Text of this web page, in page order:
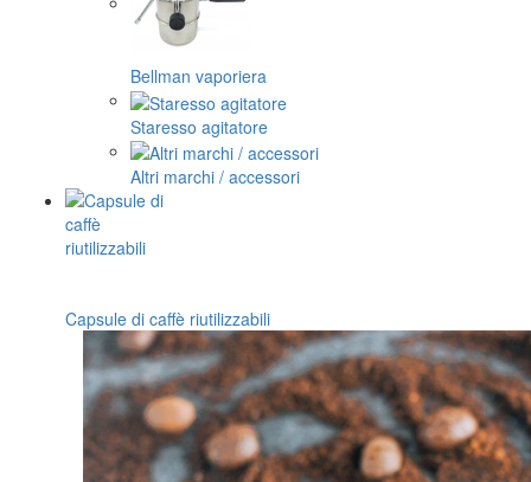
Bellman vaporiera
Staresso agitatore
Altri marchi / accessori
Capsule di caffè riutilizzabili